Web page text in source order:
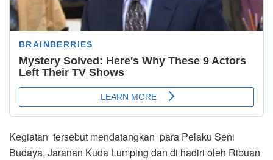
Kegiatan tersebut mendatangkan para Pelaku Seni
Budaya, Jaranan Kuda Lumping dan di hadiri oleh Ribuan